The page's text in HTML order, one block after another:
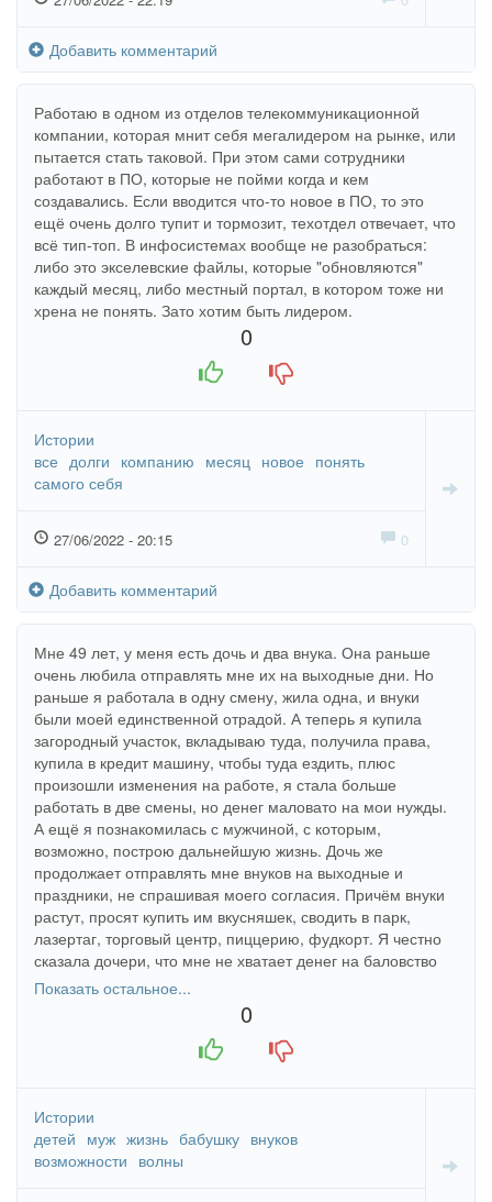
Добавить комментарий
Работаю в одном из отделов телекоммуникационной
компании, которая мнит себя мегалидером на рынке, или
пытается стать таковой. При этом сами сотрудники
работают в ПО, которые не пойми когда и кем
создавались. Если вводится что-то новое в ПО, то это
ещё очень долго тупит и тормозит, техотдел отвечает, что
всё тип-топ. В инфосистемах вообще не разобраться:
либо это экселевские файлы, которые "обновляются"
каждый месяц, либо местный портал, в котором тоже ни
хрена не понять. Зато хотим быть лидером.
0
Истории
все долги компанию месяц новое понять
самого себя
27/06/2022 - 20:15 0
Добавить комментарий
Мне 49 лет, у меня есть дочь и два внука. Она раньше
очень любила отправлять мне их на выходные дни. Но
раньше я работала в одну смену, жила одна, и внуки
были моей единственной отрадой. А теперь я купила
загородный участок, вкладываю туда, получила права,
купила в кредит машину, чтобы туда ездить, плюс
произошли изменения на работе, я стала больше
работать в две смены, но денег маловато на мои нужды.
А ещё я познакомилась с мужчиной, с которым,
возможно, построю дальнейшую жизнь. Дочь же
продолжает отправлять мне внуков на выходные и
праздники, не спрашивая моего согласия. Причём внуки
растут, просят купить им вкусняшек, сводить в парк,
лазертаг, торговый центр, пиццерию, фудкорт. Я честно
сказала дочери, что мне не хватает денег на баловство
внуков. Я могу подарить им на день рождения хороший
подарок, но накупать всего и развлекать их каждые
выходные не могу ни морально, ни финасово. Дочь
надулась, мол, я не люблю своих же родных внуков и
променяла их на какого-то мужика!
Показать остальное...
0
Истории
детей муж жизнь бабушку внуков
возможности волны